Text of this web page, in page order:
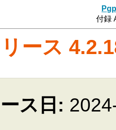
付録
ース
ス日: